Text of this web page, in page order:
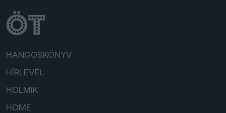
HANGOSKÖNYV
HÍRLEVÉL
HOLMIK
HOME